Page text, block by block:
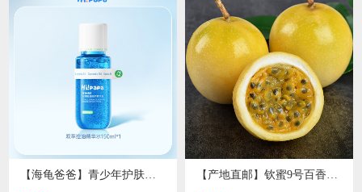
【海龟爸爸】青少年护肤品爽肤水双萃控油精华水 【产地直邮】钦蜜9号百香果 净重3斤特大果（单果70-90g）广西发货